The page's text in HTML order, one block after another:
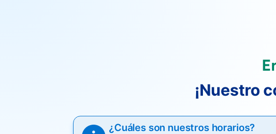
¡Nuestro
¿Cuáles son nuestros horarios?